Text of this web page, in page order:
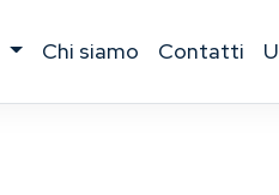
chi siamo contatti